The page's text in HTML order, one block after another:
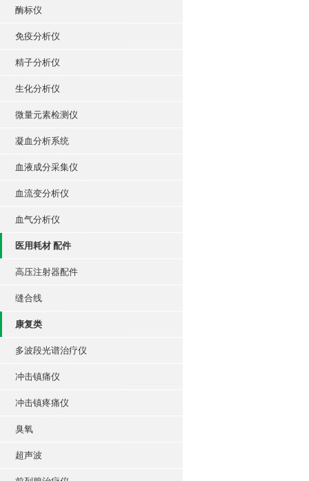
酶标仪
免疫分析仪
精子分析仪
生化分析仪
微量元素检测仪
凝血分析系统
血液成分采集仪
血流变分析仪
血气分析仪
医用耗材 配件
高压注射器配件
缝合线
康复类
多波段光谱治疗仪
冲击镇痛仪
冲击镇疼痛仪
臭氧
超声波